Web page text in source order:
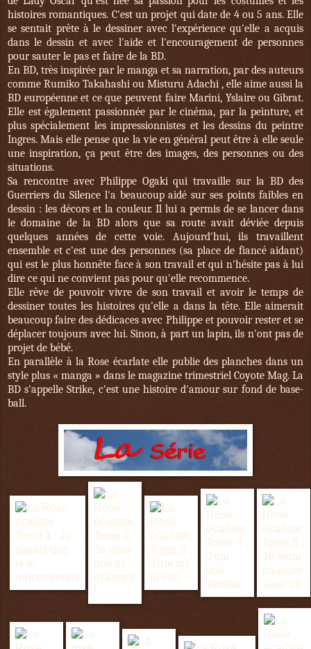
histoires romantiques. C'est un projet qui date de 4 ou 5 ans. Elle
se sentait prête à le dessiner avec l'expérience qu'elle a acquis
dans le dessin et avec l'aide et l'encouragement de personnes
pour sauter le pas et faire de la BD.
En BD, très inspirée par le manga et sa narration, par des auteurs
comme Rumiko Takahashi ou Misturu Adachi , elle aime aussi la
BD européenne et ce que peuvent faire Marini, Yslaire ou Gibrat.
Elle est également passionnée par le cinéma, par la peinture, et
plus spécialement les impressionnistes et les dessins du peintre
Ingres. Mais elle pense que la vie en général peut être à elle seule
une inspiration, ça peut être des images, des personnes ou des
situations.
Sa rencontre avec Philippe Ogaki qui travaille sur la BD des
Guerriers du Silence l'a beaucoup aidé sur ses points faibles en
dessin : les décors et la couleur. Il lui a permis de se lancer dans
le domaine de la BD alors que sa route avait déviée depuis
quelques années de cette voie. Aujourd'hui, ils travaillent
ensemble et c'est une des personnes (sa place de fiancé aidant)
qui est le plus honnête face à son travail et qui n'hésite pas à lui
dire ce qui ne convient pas pour qu'elle recommence.
Elle rêve de pouvoir vivre de son travail et avoir le temps de
dessiner toutes les histoires qu'elle a dans la tête. Elle aimerait
beaucoup faire des dédicaces avec Philippe et pouvoir rester et se
déplacer toujours avec lui. Sinon, à part un lapin, ils n'ont pas de
projet de bébé.
En parallèle à la Rose écarlate elle publie des planches dans un
style plus « manga » dans le magazine trimestriel Coyote Mag. La
BD s'appelle Strike, c'est une histoire d'amour sur fond de base-
ball.